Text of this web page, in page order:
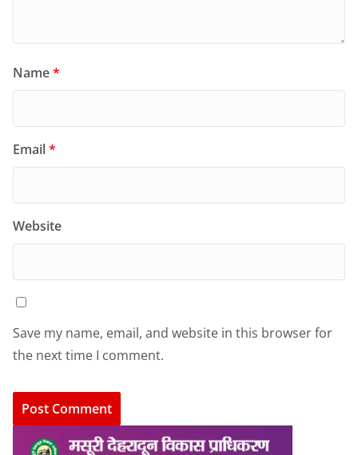
Name*
Email*
Website
Save my name, email, and website in this browser for
the next time I comment.